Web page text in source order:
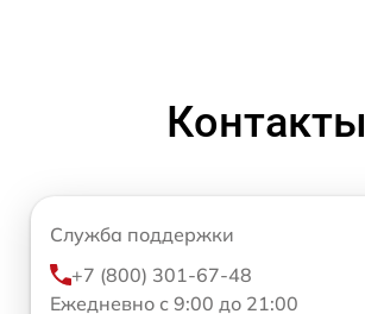
Контакты
Служба поддержки
+7 (800) 301-67-48
Ежедневно с 9:00 до 21:00